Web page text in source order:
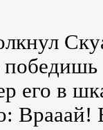
его в
Врааай!